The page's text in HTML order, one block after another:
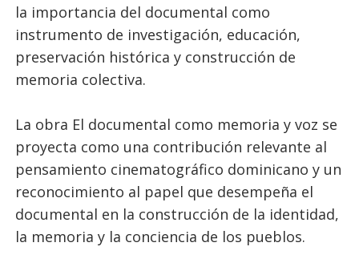
la importancia del documental como
instrumento de investigación, educación,
preservación histórica y construcción de
memoria colectiva.
La obra El documental como memoria y voz se
proyecta como una contribución relevante al
pensamiento cinematográfico dominicano y un
reconocimiento al papel que desempeña el
documental en la construcción de la identidad,
la memoria y la conciencia de los pueblos.